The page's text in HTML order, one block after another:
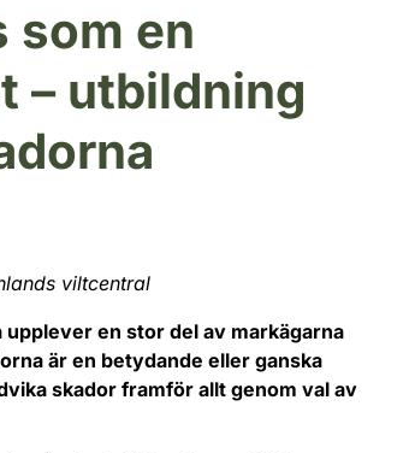
som en
– utbildning
viltcentral
en stor del av markägarna
är en betydande eller ganska
skador framför allt genom val av